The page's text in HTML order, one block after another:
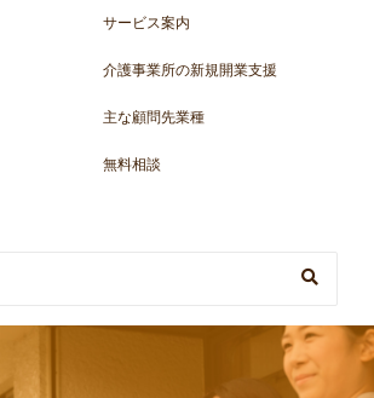
サービス案内
介護事業所の新規開業支援
主な顧問先業種
無料相談